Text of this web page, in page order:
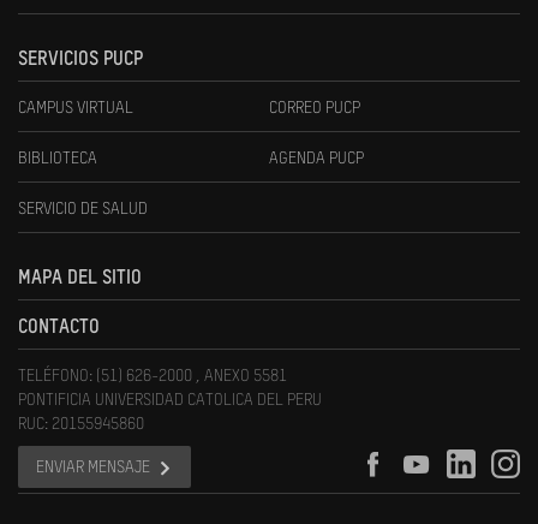
SERVICIOS PUCP
CAMPUS VIRTUAL CORREO PUCP
BIBLIOTECA AGENDA PUCP
SERVICIO DE SALUD
MAPA DEL SITIO
CONTACTO
TELÉFONO: (51) 626-2000 , ANEXO 5581
PONTIFICIA UNIVERSIDAD CATOLICA DEL PERU
RUC: 20155945860
ENVIAR MENSAJE